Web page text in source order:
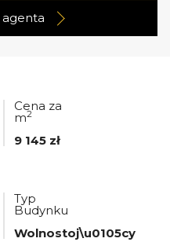
agenta
Cena za
m2
9 145 zł
Typ
Budynku
Wolnostoj\u0105cy